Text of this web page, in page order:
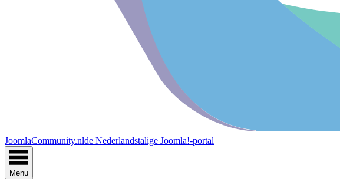
JoomlaCommunity.nlde Nederlandstalige Joomla!-portal
Menu